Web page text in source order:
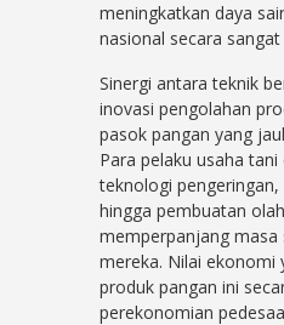
meningkatkan daya
nasional secara sangat
Sinergi antara teknik
inovasi pengolahan
pasok pangan yang
Para pelaku usaha
teknologi
hingga pembuatan
memperpanjang
mereka. Nilai ekonomi
produk pangan ini
perekonomian